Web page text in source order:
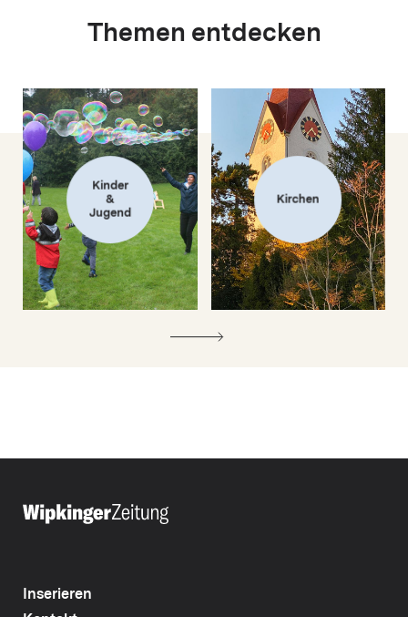
Themen entdecken
Kinder
&
Jugend
Kirchen
Inserieren